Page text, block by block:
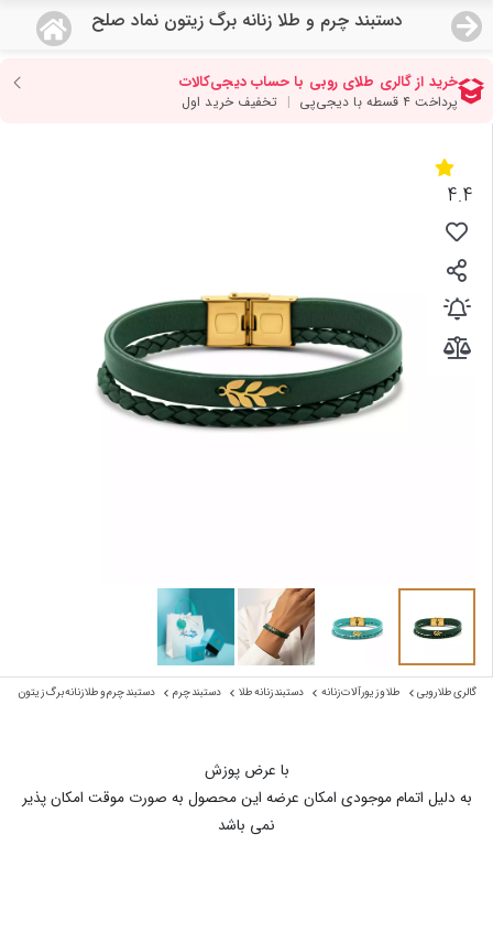
دستبند چرم و طلا زنانه برگ زیتون نماد صلح
منو
صفحه اصلی
دسته بندی محصولات
نمایندگی ها
مجله روبی
درباره ما
اعطای نمایندگی
4.4
گالری طلا روبی طلا و زیورآلات زنانه دستبند زنانه طلا دستبند چرم دستبند چرم و طلا زنانه برگ زیتون
با عرض پوزش
به دلیل اتمام موجودی امکان عرضه این محصول به صورت موقت امکان پذیر
نمی باشد